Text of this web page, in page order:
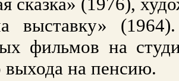
выставку»
фильмов на
выхода на пенсию.